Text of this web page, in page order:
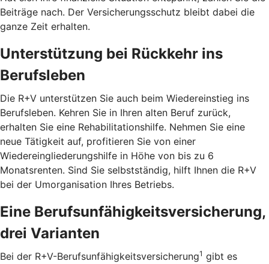
Beiträge nach. Der Versicherungsschutz bleibt dabei die
ganze Zeit erhalten.
Unterstützung bei Rückkehr ins
Berufsleben
Die R+V unterstützen Sie auch beim Wiedereinstieg ins
Berufsleben. Kehren Sie in Ihren alten Beruf zurück,
erhalten Sie eine Rehabilitationshilfe. Nehmen Sie eine
neue Tätigkeit auf, profitieren Sie von einer
Wiedereingliederungshilfe in Höhe von bis zu 6
Monatsrenten. Sind Sie selbstständig, hilft Ihnen die R+V
bei der Umorganisation Ihres Betriebs.
Eine Berufsunfähigkeitsversicherung,
drei Varianten
Bei der R+V-Berufsunfähigkeitsversicherung1 gibt es